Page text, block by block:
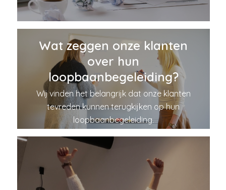
Wat zeggen onze klanten
over hun
loopbaanbegeleiding?
Wij vinden het belangrijk dat onze klanten
tevreden kunnen terugkijken op hun
loopbaanbegeleiding.